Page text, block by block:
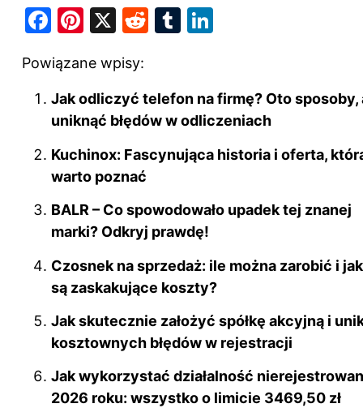
F
c
e
b
o
o
k
Pi
er
e
st
X
R
di
t
T
bl
r
e
dI
n
Powiązane wpisy:
Jak odliczyć telefon na firmę? Oto sposoby,
uniknąć błędów w odliczeniach
Kuchinox: Fascynująca historia i oferta,
warto poznać
BALR – Co spowodowało upadek tej znanej
marki? Odkryj prawdę!
Czosnek na sprzedaż: ile można zarobić i
są zaskakujące koszty?
Jak skutecznie założyć spółkę akcyjną i
kosztownych błędów w rejestracji
Jak wykorzystać działalność
2026 roku: wszystko o limicie 3469,50 zł